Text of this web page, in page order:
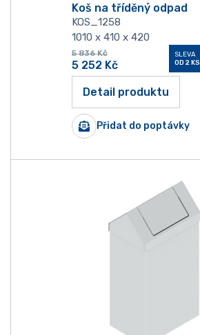
Koš na tříděný odpad
KOS_1258
1010 x 410 x 420
5 836 Kč
5 252 Kč
SLEVA
OD 2 KS
Detail produktu
Přidat do poptávky